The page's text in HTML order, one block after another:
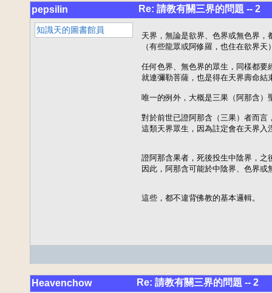
pepsilin Re: 請教有關三界的問題 -- 2
知識天的圖書館員
天界，無論是欲界、色界或無色界，
（有些龍眾或阿修羅，也住在欲界天
任何色界、無色界的眾生，同樣都要
就連彌勒菩薩，也是得在天界壽命結
唯一的例外，大概是三果（阿那含）
對於前世已證阿那含（三果）者而言
這類天界眾生，因為註定會在天界
證阿那含果者，死後投生中陰界，之
因此，阿那含可能於中陰界、色界或
這些，都不違背佛教的基本邏輯。
Heavenchow Re: 請教有關三界的問題 -- 2